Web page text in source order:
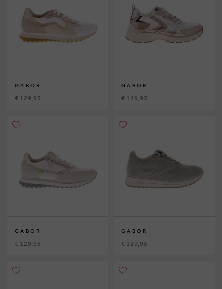
GABOR
€ 129,95
GABOR
€ 149,95
GABOR
€ 129,95
GABOR
€ 129,95